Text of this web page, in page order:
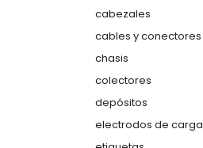
cabezales
cables y conectores
chasis
colectores
depósitos
electrodos de carga